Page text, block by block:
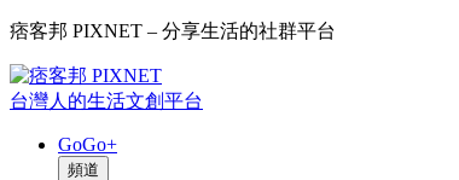
痞客邦 PIXNET – 分享生活的社群平台
台灣人的生活文創平台
GoGo+
頻道